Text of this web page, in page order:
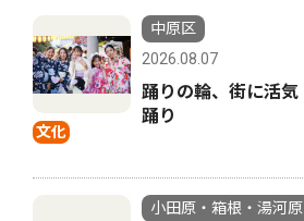
文化
中原区
2026.08.07
踊りの輪、街に活
踊り
小田原・箱根・湯河